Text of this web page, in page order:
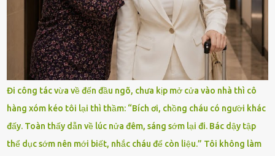
Đi công tác vừa về đến đầu ngõ, chưa kịp mở cửa vào nhà thì cô
hàng xóm kéo tôi lại thì thầm: “Bích ơi, chồng cháu có người khác
đấy. Toàn thấy dẫn về lúc nửa đêm, sáng sớm lại đi. Bác dậy tập
thể dục sớm nên mới biết, nhắc cháu để còn liệu.” Tôi không làm